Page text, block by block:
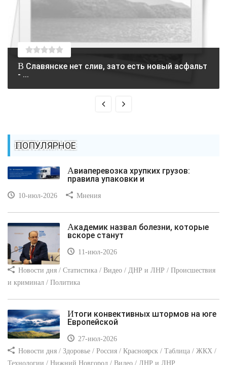
В Славянске нет слив, зато есть новый асфальт
- ...
ПОПУЛЯРНОЕ
Авиаперевозка хрупких грузов:
правила упаковки и
10-июл-2026 Мнения
Академик назвал болезни, которые
вскоре станут
11-июл-2026
Новости дня / Статистика / Видео / ДНР и ЛНР / Происшествия
и криминал / Политика
Итоги конвективных штормов на юге
Европейской
27-июл-2026
Новости дня / Здоровье / Россия / Красноярск / Таблица / ЖКХ /
Технологии / Нижний Новгород / Видео / ДНР и ЛНР